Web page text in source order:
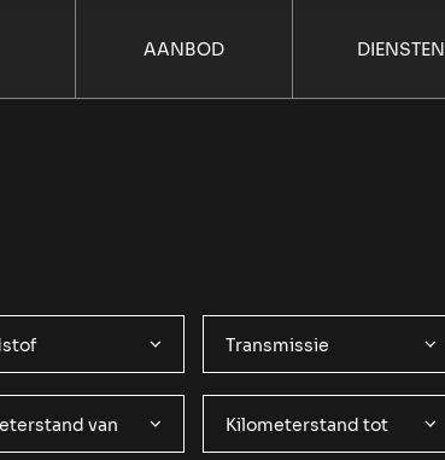
AANBOD DIENSTEN
Transmissie
van Kilometerstand tot